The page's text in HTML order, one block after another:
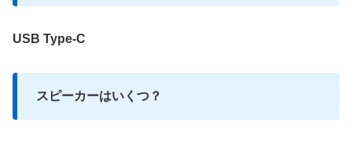
USB Type-C
スピーカーはいくつ？